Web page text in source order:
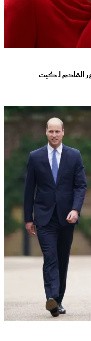
القادم لـ كيت